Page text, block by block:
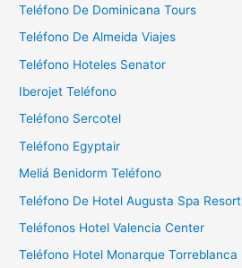
:
Teléfono De Dominicana Tours
Teléfono De Almeida Viajes
Teléfono Hoteles Senator
Iberojet Teléfono
Teléfono Sercotel
Teléfono Egyptair
Meliá Benidorm Teléfono
Teléfono De Hotel Augusta Spa Resort
Teléfonos Hotel Valencia Center
Teléfono Hotel Monarque Torreblanca